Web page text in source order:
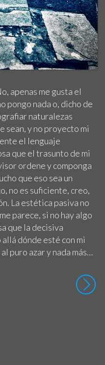
apenas me gusta el
pongo nada o, dicho de
naturalezas
sean, y no proyecto mi
el lenguaje
que el trasunto de mi
ordene y componga
que eso sea un
no es suficiente, creo,
La estética pasiva no
parece, si no hay algo
que la decisiva
dónde esté con mi
puro azar y nada más…